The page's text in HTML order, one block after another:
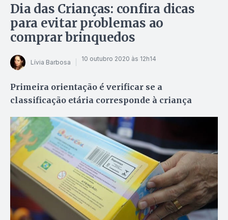
Dia das Crianças: confira dicas
para evitar problemas ao
comprar brinquedos
Lívia Barbosa 10 outubro 2020 às 12h14
Primeira orientação é verificar se a
classificação etária corresponde à criança